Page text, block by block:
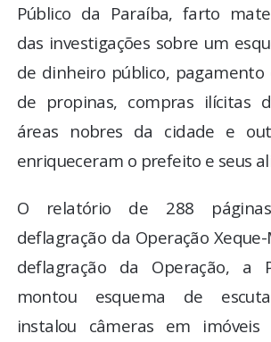
Público da Paraíba, farto
das investigações sobre um
de dinheiro público,
de propinas, compras ilícitas
áreas nobres da cidade e
enriqueceram o prefeito e seus
O relatório de 288
deflagração da Operação
deflagração da Operação, a
montou esquema de
instalou câmeras em